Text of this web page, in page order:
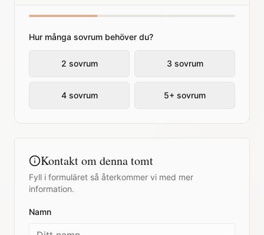
Hur många sovrum behöver du?
2 sovrum 3 sovrum
4 sovrum 5+ sovrum
Kontakt om denna tomt
Fyll i formuläret så återkommer vi med mer
information.
Namn